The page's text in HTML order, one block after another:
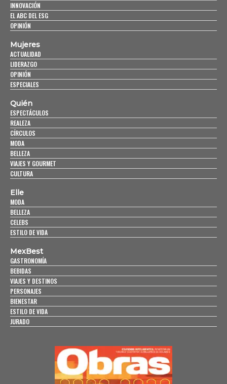
INNOVACIÓN
EL ABC DEL ESG
OPINIÓN
Mujeres
ACTUALIDAD
LIDERAZGO
OPINIÓN
ESPECIALES
Quién
ESPECTÁCULOS
REALEZA
CÍRCULOS
MODA
BELLEZA
VIAJES Y GOURMET
CULTURA
Elle
MODA
BELLEZA
CELEBS
ESTILO DE VIDA
MexBest
GASTRONOMÍA
BEBIDAS
VIAJES Y DESTINOS
PERSONAJES
BIENESTAR
ESTILO DE VIDA
JURADO